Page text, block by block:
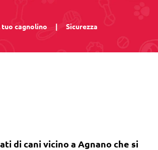
cagnolino | Sicurezza
di cani vicino a Agnano che si